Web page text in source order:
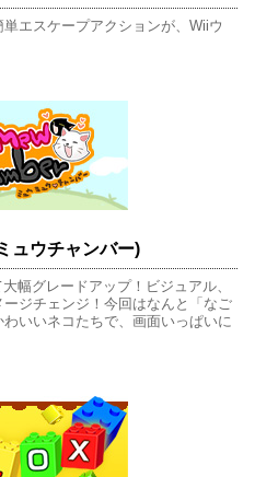
エスケープアクションが、Wiiウ
ュウチャンバー)
幅グレードアップ！ビジュアル、
ジチェンジ！今回はなんと「なご
いいネコたちで、画面いっぱいに